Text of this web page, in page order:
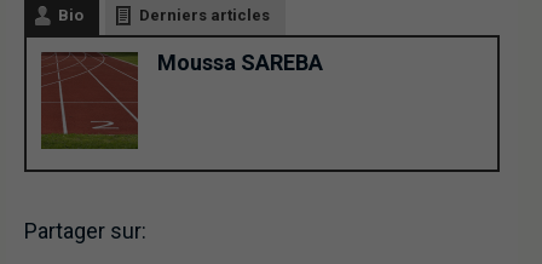
Bio Derniers articles
Moussa SAREBA
Partager sur: